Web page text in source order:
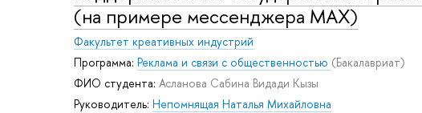
(на примере мессенджера MAX)
Факультет креативных индустрий
Программа: Реклама и связи с общественностью (Бакалавриат)
ФИО студента: Асланова Сабина Видади Кызы
Руководитель: Непомнящая Наталья Михайловна